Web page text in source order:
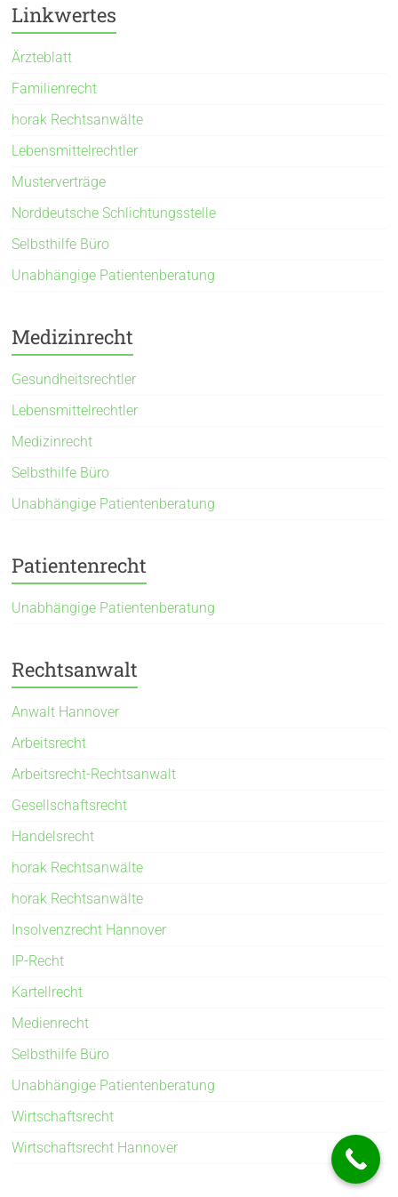
Linkwertes
Ärzteblatt
Familienrecht
horak Rechtsanwälte
Lebensmittelrechtler
Musterverträge
Norddeutsche Schlichtungsstelle
Selbsthilfe Büro
Unabhängige Patientenberatung
Medizinrecht
Gesundheitsrechtler
Lebensmittelrechtler
Medizinrecht
Selbsthilfe Büro
Unabhängige Patientenberatung
Patientenrecht
Unabhängige Patientenberatung
Rechtsanwalt
Anwalt Hannover
Arbeitsrecht
Arbeitsrecht-Rechtsanwalt
Gesellschaftsrecht
Handelsrecht
horak Rechtsanwälte
horak Rechtsanwälte
Insolvenzrecht Hannover
IP-Recht
Kartellrecht
Medienrecht
Selbsthilfe Büro
Unabhängige Patientenberatung
Wirtschaftsrecht
Wirtschaftsrecht Hannover